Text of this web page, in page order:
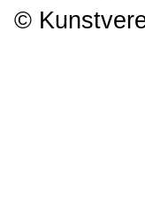
©